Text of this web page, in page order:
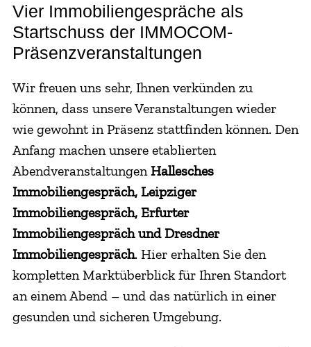
Vier Immobiliengespräche als
Startschuss der IMMOCOM-
Präsenzveranstaltungen
Wir freuen uns sehr, Ihnen verkünden zu
können, dass unsere Veranstaltungen wieder
wie gewohnt in Präsenz stattfinden können. Den
Anfang machen unsere etablierten
AbendveranstaltungenHallesches
Immobiliengespräch, Leipziger
Immobiliengespräch, Erfurter
Immobiliengespräch und Dresdner
Immobiliengespräch. Hier erhalten Sie den
kompletten Marktüberblick für Ihren Standort
an einem Abend – und das natürlich in einer
gesunden und sicheren Umgebung.